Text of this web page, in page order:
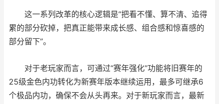
这一系列改革的核心逻辑是“把看不懂、算不清、追得
累的部分砍掉，把真正能带来成长感、组合感和惊喜感的
部分留下”。
对于老玩家而言，可通过“赛年强化”功能将旧赛年的
25级金色内功转化为新赛年版本继续运用，最多可继承6
个极品内功，确保不会从头再来。对于新玩家而言，最新